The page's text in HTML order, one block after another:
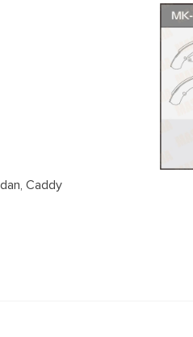
Caddy